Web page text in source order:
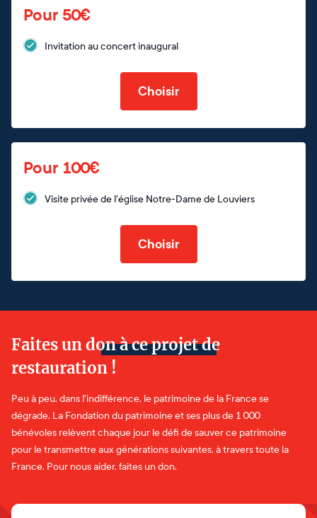
Pour 50€
Invitation au concert inaugural
Choisir
Pour 100€
Visite privée de l'église Notre-Dame de Louviers
Choisir
Faites un don à ce projet de
restauration !
Peu à peu, dans l'indifférence, le patrimoine de la France se
dégrade. La Fondation du patrimoine et ses plus de 1 000
bénévoles relèvent chaque jour le défi de sauver ce patrimoine
pour le transmettre aux générations suivantes, à travers toute la
France. Pour nous aider, faites un don.